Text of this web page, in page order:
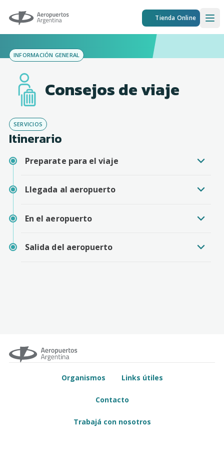
Aeropuertos Argentina Tienda Online
INFORMACIÓN GENERAL
Consejos de viaje
SERVICIOS
Itinerario
Preparate para el viaje
Llegada al aeropuerto
En el aeropuerto
Salida del aeropuerto
Organismos Links útiles
Contacto
Trabajá con nosotros